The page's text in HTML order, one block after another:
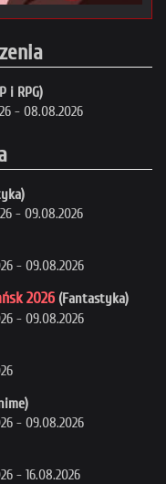
i RPG)
- 08.08.2026
- 09.08.2026
- 09.08.2026
2026 (Fantastyka)
- 09.08.2026
- 09.08.2026
- 16.08.2026